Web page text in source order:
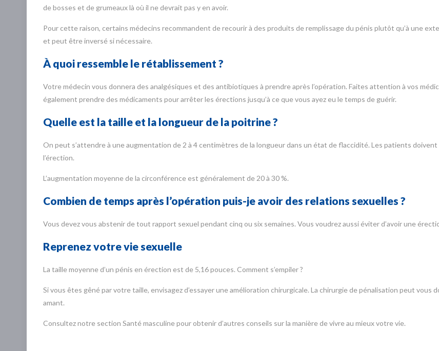
de bosses et de grumeaux là où il ne devrait pas y en avoir.
Pour cette raison, certains médecins recommandent de recourir à des produits de remplissage du pénis plutôt qu’à une
et peut être inversé si nécessaire.
À quoi ressemble le rétablissement ?
Votre médecin vous donnera des analgésiques et des antibiotiques à prendre après l’opération. Faites attention à vos
également prendre des médicaments pour arrêter les érections jusqu’à ce que vous ayez eu le temps de guérir.
Quelle est la taille et la longueur de la poitrine ?
On peut s’attendre à une augmentation de 2 à 4 centimètres de la longueur dans un état de flaccidité. Les patients
l’érection.
L’augmentation moyenne de la circonférence est généralement de 20 à 30 %.
Combien de temps après l’opération puis-je avoir des relations sexuelles ?
Vous devez vous abstenir de tout rapport sexuel pendant cinq ou six semaines. Vous voudrez aussi éviter d’avoir une
Reprenez votre vie sexuelle
La taille moyenne d’un pénis en érection est de 5,16 pouces. Comment s’empiler ?
Si vous êtes gêné par votre taille, envisagez d’essayer une amélioration chirurgicale. La chirurgie de pénalisation peut
amant.
Consultez notre section Santé masculine pour obtenir d’autres conseils sur la manière de vivre au mieux votre vie.